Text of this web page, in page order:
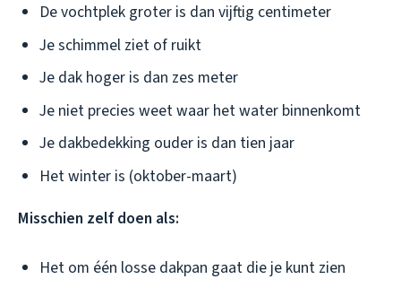
De vochtplek groter is dan vijftig centimeter
Je schimmel ziet of ruikt
Je dak hoger is dan zes meter
Je niet precies weet waar het water binnenkomt
Je dakbedekking ouder is dan tien jaar
Het winter is (oktober-maart)
Misschien zelf doen als:
Het om één losse dakpan gaat die je kunt zien